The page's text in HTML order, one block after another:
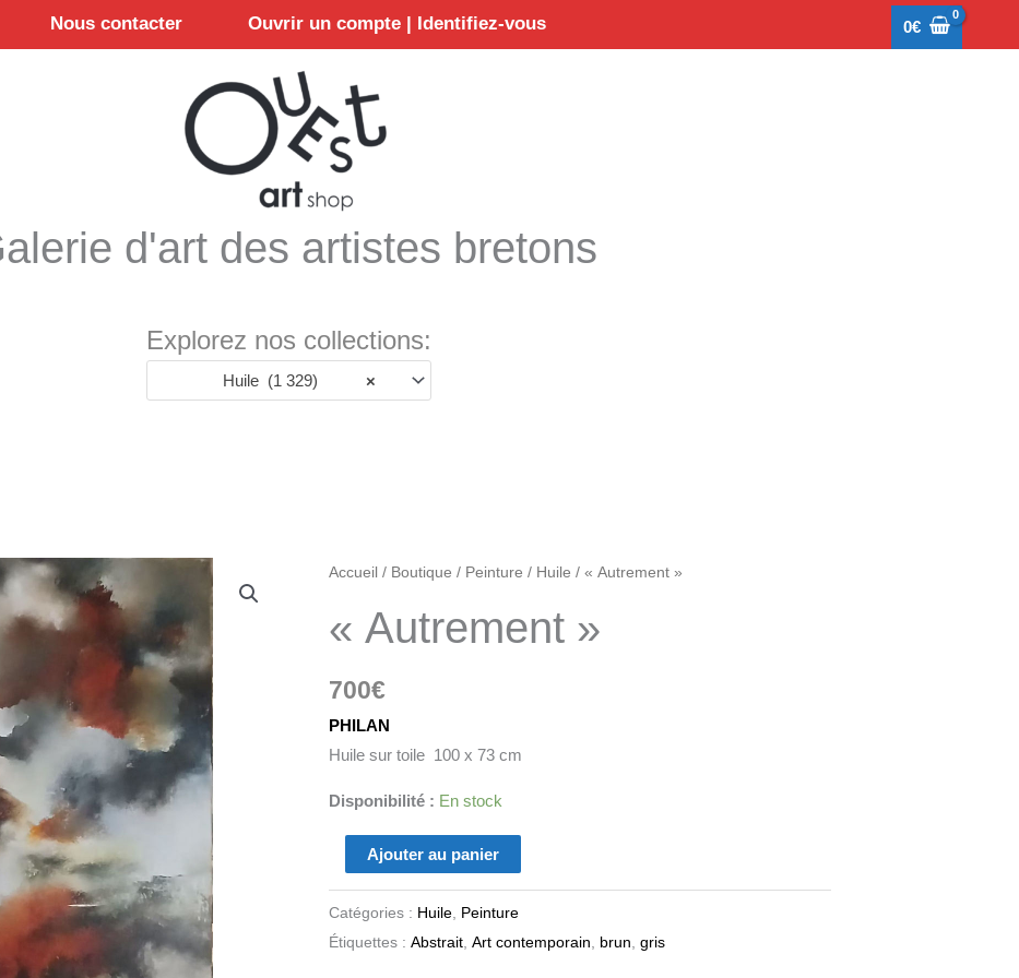
Nous contacter Ouvrir un compte | Identifiez-vous 0€
d'art des artistes bretons
Explorez nos collections:
×
Huile (1 329)
Accueil / Boutique / Peinture / Huile / « Autrement »
« Autrement »
700€
PHILAN
Huile sur toile 100 x 73 cm
Disponibilité : En stock
quantité
"Autrement"
Ajouter au panier
Catégories : Huile
Peinture
Étiquettes : Abstrait Art contemporain brun gris